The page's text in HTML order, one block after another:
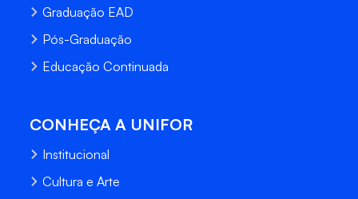
Graduação EAD
Pós-Graduação
Educação Continuada
CONHEÇA A UNIFOR
Institucional
Cultura e Arte